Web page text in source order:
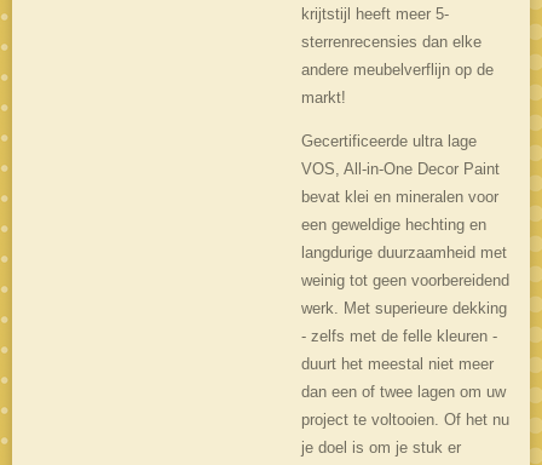
krijtstijl heeft meer 5-
sterrenrecensies dan elke
andere meubelverflijn op de
markt!
Gecertificeerde ultra lage
VOS, All-in-One Decor Paint
bevat klei en mineralen voor
een geweldige hechting en
langdurige duurzaamheid met
weinig tot geen voorbereidend
werk. Met superieure dekking
- zelfs met de felle kleuren -
duurt het meestal niet meer
dan een of twee lagen om uw
project te voltooien. Of het nu
je doel is om je stuk er